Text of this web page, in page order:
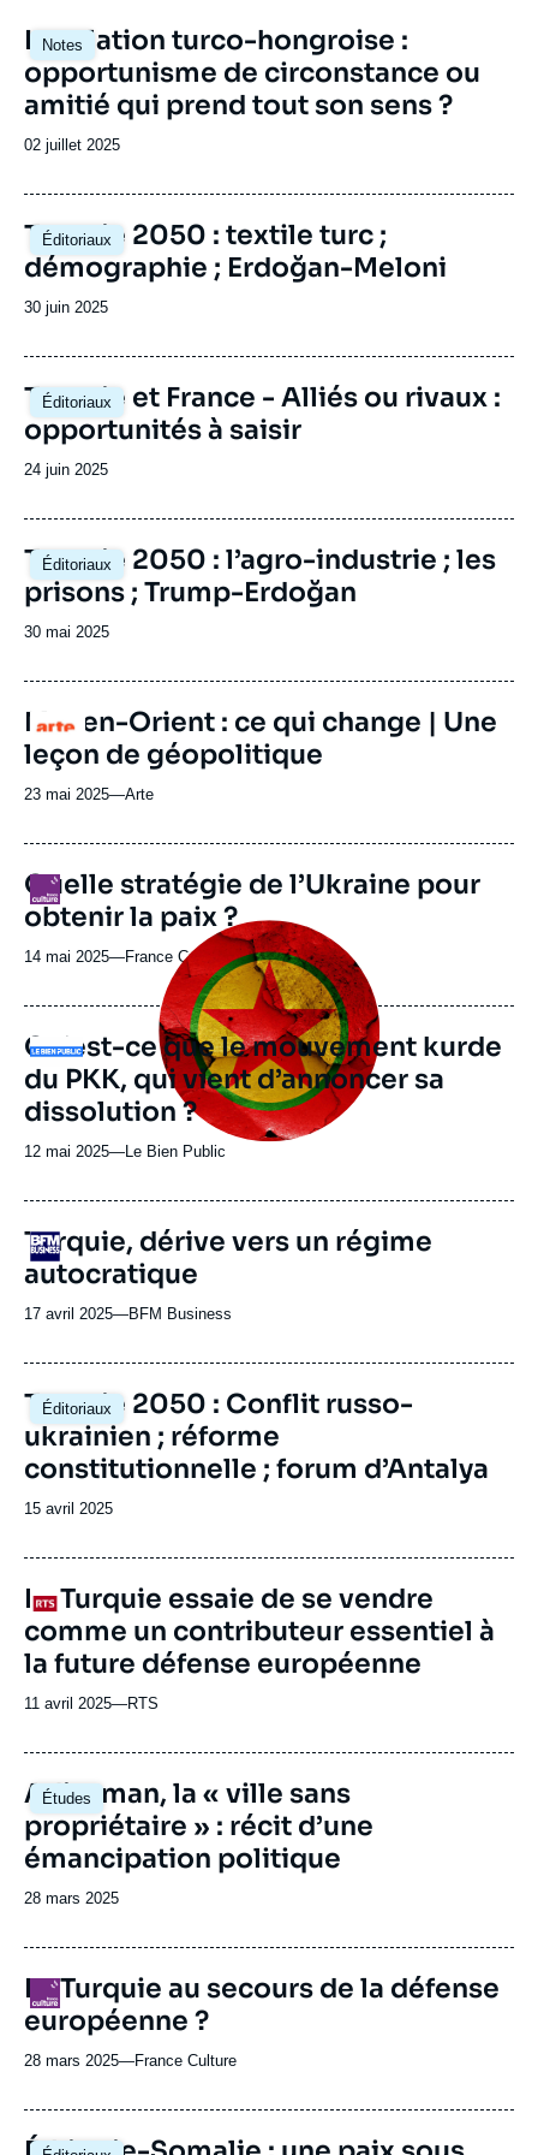
Notes
Image
principale
La relation turco-hongroise :
opportunisme de circonstance ou
amitié qui prend tout son sens ?
Date
publication
02 juillet 2025
Éditoriaux
Image
principale
Turquie 2050 : textile turc ;
démographie ; Erdoğan-Meloni
Date
publication
30 juin 2025
Éditoriaux
Image
principale
Turquie et France - Alliés ou rivaux :
opportunités à saisir
Date
publication
24 juin 2025
Éditoriaux
Image
principale
Turquie 2050 : l’agro-industrie ; les
prisons ; Trump-Erdoğan
Date
publication
30 mai 2025
Logo
Moyen-Orient : ce qui change | Une
leçon de géopolitique
23 mai 2025—Nom
journal,
ou
émission
Arte
Logo
Quelle stratégie de l’Ukraine pour
obtenir la paix ?
14 mai 2025—Nom
journal,
revue
ou
émission
France Culture
Logo
Image
principale
médiatique
Qu’est-ce que le mouvement kurde
du PKK, qui vient d’annoncer sa
dissolution ?
12 mai 2025—Nom
journal,
ou
émission
Le Bien Public
Logo
Turquie, dérive vers un régime
autocratique
17 avril 2025—Nom
journal,
ou
émission
BFM Business
Éditoriaux
Image
principale
Turquie 2050 : Conflit russo-
ukrainien ; réforme
constitutionnelle ; forum d’Antalya
Date
publication
15 avril 2025
Logo
La Turquie essaie de se vendre
comme un contributeur essentiel à
la future défense européenne
11 avril 2025—Nom
journal,
ou
émission
RTS
Études
Image
principale
Adiyaman, la « ville sans
propriétaire » : récit d’une
émancipation politique
Date
publication
28 mars 2025
Logo
La Turquie au secours de la défense
européenne ?
28 mars 2025—Nom
journal,
France Culture
Image